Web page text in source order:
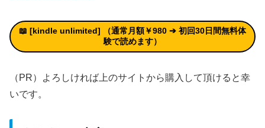
📖 [kindle unlimited] （通常月額￥980 ➔ 初回30日間無料体
験で読めます）
（PR）よろしければ上のサイトから購入して頂けると幸
いです。